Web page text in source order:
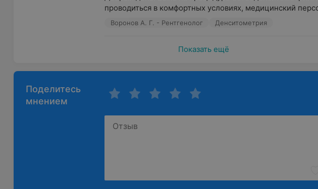
проводиться в комфортных условиях, медицинский
Воронов А. Г. - Рентгенолог Денситометрия
Показать ещё
Поделитесь
мнением